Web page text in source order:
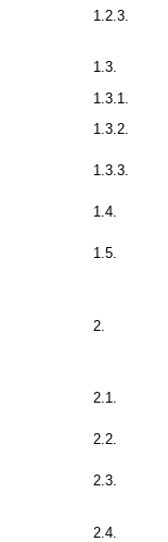
1.2.3.
1.3.
1.3.1.
1.3.2.
1.3.3.
1.4.
1.5.
2.
2.1.
2.2.
2.3.
2.4.